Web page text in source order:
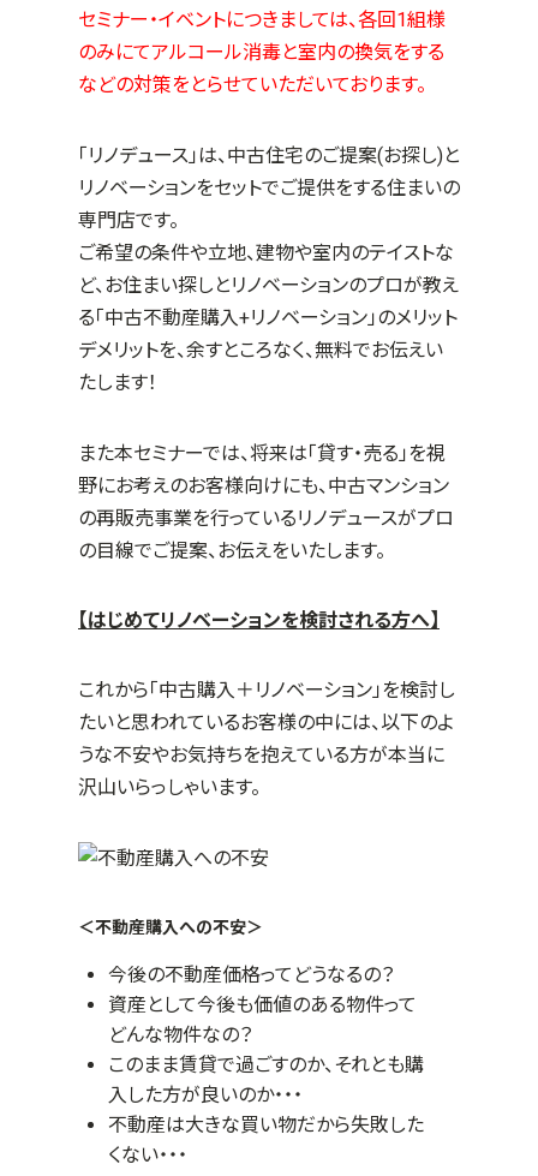
セミナー・イベントにつきましては、各回1組様
のみにてアルコール消毒と室内の換気をする
などの対策をとらせていただいております。
「リノデュース」は、中古住宅のご提案(お探し)と
リノベーションをセットでご提供をする住まいの
専門店です。
ご希望の条件や立地、建物や室内のテイストな
ど、お住まい探しとリノベーションのプロが教え
る「中古不動産購入+リノベーション」のメリット
デメリットを、余すところなく、無料でお伝えい
たします！
また本セミナーでは、将来は「貸す・売る」を視
野にお考えのお客様向けにも、中古マンション
の再販売事業を行っているリノデュースがプロ
の目線でご提案、お伝えをいたします。
【はじめてリノベーションを検討される方へ】
これから「中古購入＋リノベーション」を検討し
たいと思われているお客様の中には、以下のよ
うな不安やお気持ちを抱えている方が本当に
沢山いらっしゃいます。
＜不動産購入への不安＞
今後の不動産価格ってどうなるの？
資産として今後も価値のある物件って
どんな物件なの？
このまま賃貸で過ごすのか、それとも購
入した方が良いのか・・・
不動産は大きな買い物だから失敗した
くない・・・